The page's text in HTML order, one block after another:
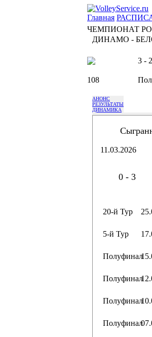
Главная
ЧЕМПИОНАТ
ДИНАМО -
3 - 2
108
АНОНС
РЕЗУЛЬТАТЫ
ДИНАМИКА
11.03.2026
0 - 3
20-й Тур
5-й Тур
Полуфинал
Полуфинал
Полуфинал
Полуфинал